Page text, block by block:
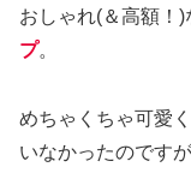
おしゃれ(＆高額！)
プ。
めちゃくちゃ可愛
いなかったのです